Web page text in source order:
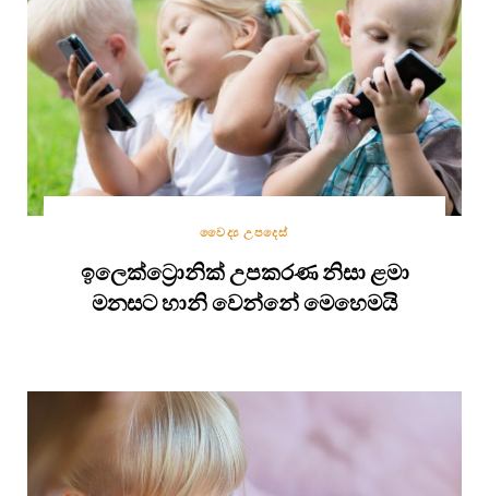
වෛද්‍ය උපදෙස්
ඉලෙක්ට්‍රොනික් උපකරණ නිසා ළමා
මනසට හානි වෙන්නේ මෙහෙමයි